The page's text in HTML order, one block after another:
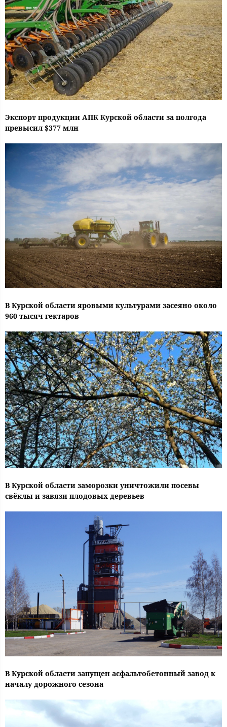
Экспорт продукции АПК Курской области за полгода
превысил $377 млн
В Курской области яровыми культурами засеяно около
960 тысяч гектаров
В Курской области заморозки уничтожили посевы
свёклы и завязи плодовых деревьев
В Курской области запущен асфальтобетонный завод к
началу дорожного сезона